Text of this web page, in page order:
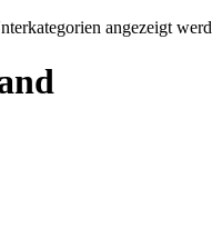
angezeigt